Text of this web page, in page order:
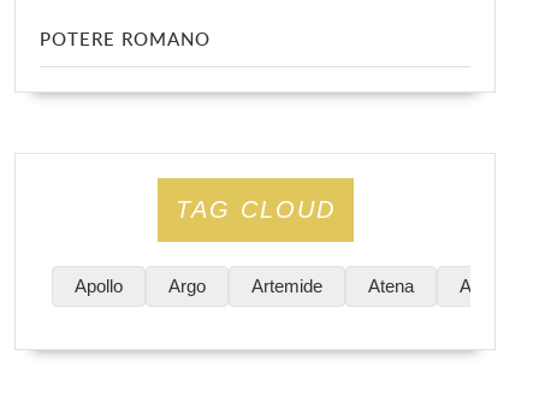
POTERE ROMANO
TAG CLOUD
Apollo Argo Artemide Atena Atene